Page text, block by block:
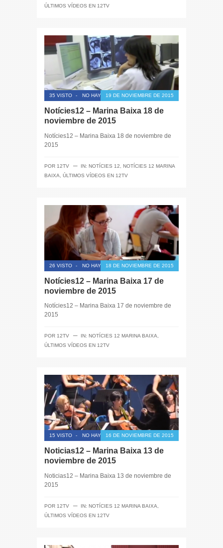
ÚLTIMOS VÍDEOS EN 12TV
35 VISTO - NO HAY COMENTARIOS
19 DE NOVIEMBRE DE 2015
Notícies12 – Marina Baixa 18 de
noviembre de 2015
Notícies12 – Marina Baixa 18 de noviembre de
2015
POR 12TV ─ IN: NOTÍCIES 12
NOTÍCIES 12 MARINA
BAIXA
ÚLTIMOS VÍDEOS EN 12TV
26 VISTO - NO HAY COMENTARIOS
18 DE NOVIEMBRE DE 2015
Notícies12 – Marina Baixa 17 de
noviembre de 2015
Notícies12 – Marina Baixa 17 de noviembre de
2015
POR 12TV ─ IN: NOTÍCIES 12 MARINA BAIXA,
ÚLTIMOS VÍDEOS EN 12TV
15 VISTO - NO HAY COMENTARIOS
16 DE NOVIEMBRE DE 2015
Noticias12 – Marina Baixa 13 de
noviembre de 2015
Noticias12 – Marina Baixa 13 de noviembre de
2015
POR 12TV ─ IN: NOTÍCIES 12 MARINA BAIXA
ÚLTIMOS VÍDEOS EN 12TV